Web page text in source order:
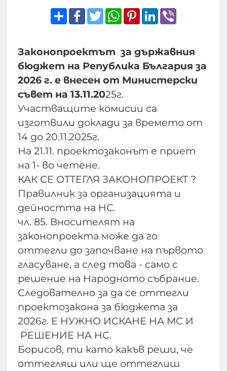
ShareFacebook
TwitterWhatsApp
Pinterest
LinkedIn
Законопроектът за държавния
бюджет на Република България за
2026 г. е внесен от Министерски
съвет на 13.11.2025г.
Участващите комисии са
изготвили доклади за времето от
14 до 20.11.2025г.
На 21.11. проектозаконът е приет
на 1- во четене.
КАК СЕ ОТТЕГЛЯ ЗАКОНОПРОЕКТ ?
Правилник за организацията и
дейността на НС.
чл. 85. Вносителят на
законопроекта може да го
оттегли до започване на първото
гласуване, а след това - само с
решение на Народното събрание.
Следователно за да се оттегли
проектозакона за бюджета за
2026г. Е НУЖНО ИСКАНЕ НА МС И
РЕШЕНИЕ НА НС.
Борисов, ти като какъв реши, че
оттегляш или ще оттеглиш